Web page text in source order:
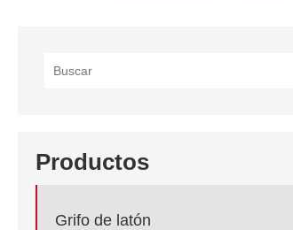
Productos
Grifo de latón